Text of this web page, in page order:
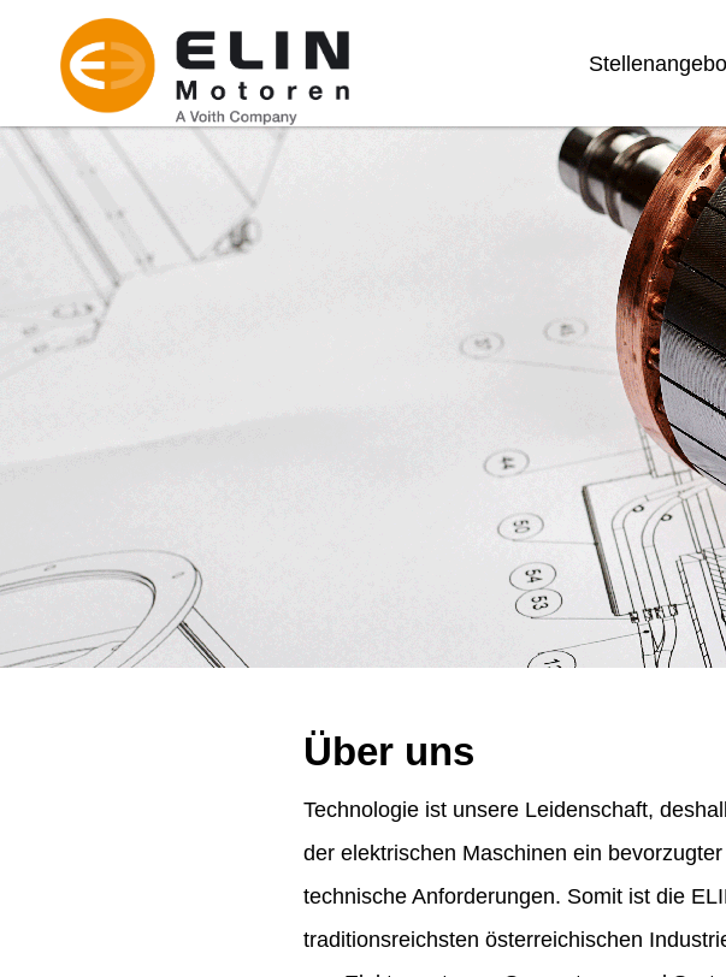
Über uns
Technologie ist unsere Leidenschaft,
der elektrischen Maschinen ein
technische Anforderungen. Somit ist die
traditionsreichsten österreichischen